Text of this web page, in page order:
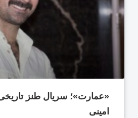
«عمارت»؛ سریال طنز
امینی